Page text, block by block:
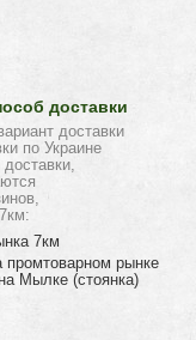
доставки
доставки
по Украине
7км
рынке
Мылке (стоянка)